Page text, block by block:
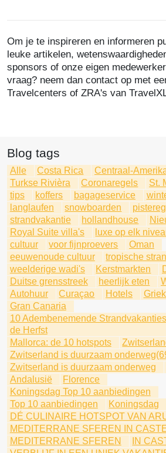
Om je te inspireren en informeren
leuke artikelen,
sponsors of onze eigen
vraag? neem dan contact op met
Travelcenters of ZRA's van
Blog tags
Alle Costa Rica Centraal-
Turkse Rivièra
Coronaregels St.
tips
koffers bagageservice
langlaufen
snowboarden
strandvakantie
hollandhouse
Royal Suite villa's
luxe op elk
cultuur
voor fijnproevers
Oman
eeuwenoude cultuur
tropische
weelderige wadi's
Kerstmarkten
Duitse grensstreek
heerlijk eten
Autohuur
Curaçao Hotels
Gran Canaria
10 Adembenemende
de Herfst
Mallorca: de 10 hotspots
Zwitserland is duurzaam
Zwitserland is duurzaam onderweg
Andalusië
Florence
Koningsdag Top 10 aanbiedingen
Top 10 aanbiedingen
Koningsdag
DÉ CULINAIRE HOTSPOT VAN
MEDITERRANE SFEREN IN
MEDITERRANE SFEREN
IN